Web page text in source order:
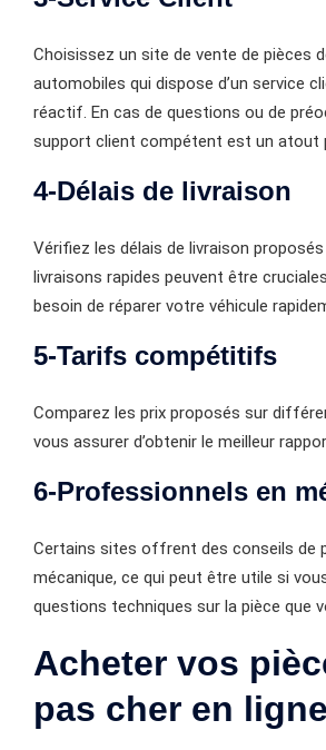
Choisissez un site de vente de pièces
automobiles qui dispose d’un service
réactif. En cas de questions ou de
support client compétent est un atout
4-Délais de livraison
Vérifiez les délais de livraison
livraisons rapides peuvent être
besoin de réparer votre véhicule
5-Tarifs compétitifs
Comparez les prix proposés sur
vous assurer d’obtenir le meilleur
6-Professionnels en
Certains sites offrent des conseils de
mécanique, ce qui peut être utile si
questions techniques sur la pièce que
Acheter vos
pas cher en ligne